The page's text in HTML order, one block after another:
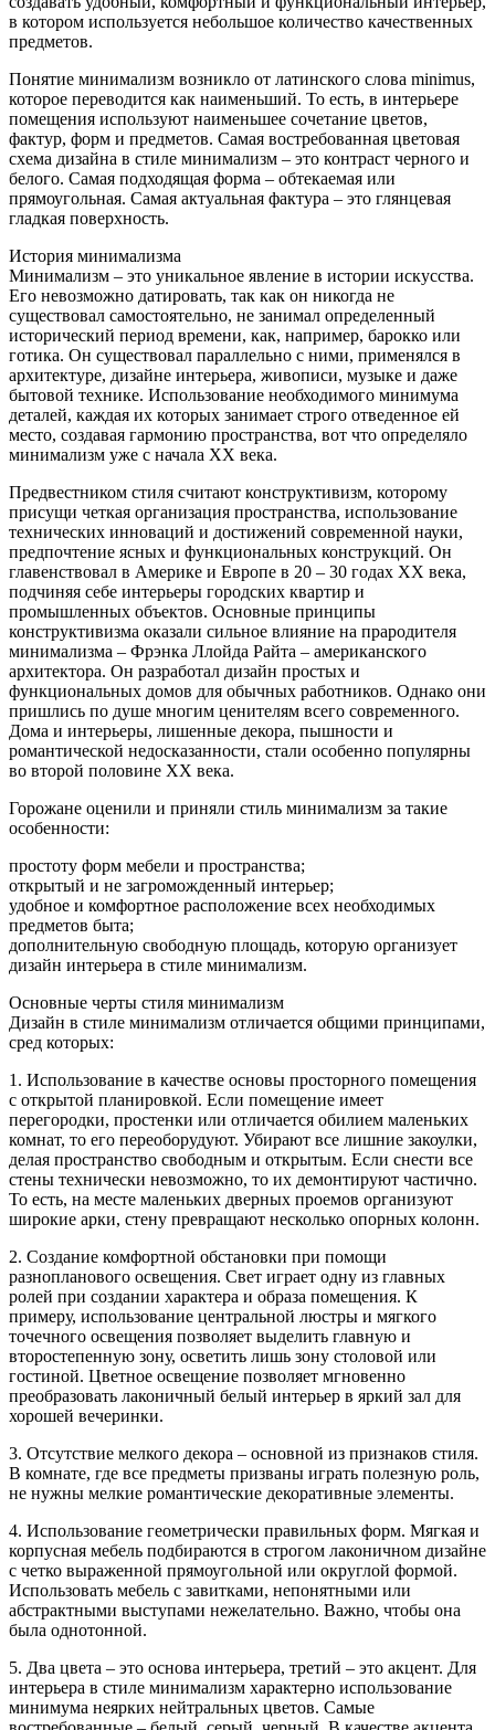
в котором используется небольшое количество качественных
предметов.
Понятие минимализм возникло от латинского слова minimus,
которое переводится как наименьший. То есть, в интерьере
помещения используют наименьшее сочетание цветов,
фактур, форм и предметов. Самая востребованная цветовая
схема дизайна в стиле минимализм – это контраст черного и
белого. Самая подходящая форма – обтекаемая или
прямоугольная. Самая актуальная фактура – это глянцевая
гладкая поверхность.
История минимализма
Минимализм – это уникальное явление в истории искусства.
Его невозможно датировать, так как он никогда не
существовал самостоятельно, не занимал определенный
исторический период времени, как, например, барокко или
готика. Он существовал параллельно с ними, применялся в
архитектуре, дизайне интерьера, живописи, музыке и даже
бытовой технике. Использование необходимого минимума
деталей, каждая их которых занимает строго отведенное ей
место, создавая гармонию пространства, вот что определяло
минимализм уже с начала ХХ века.
Предвестником стиля считают конструктивизм, которому
присущи четкая организация пространства, использование
технических инноваций и достижений современной науки,
предпочтение ясных и функциональных конструкций. Он
главенствовал в Америке и Европе в 20 – 30 годах ХХ века,
подчиняя себе интерьеры городских квартир и
промышленных объектов. Основные принципы
конструктивизма оказали сильное влияние на прародителя
минимализма – Фрэнка Ллойда Райта – американского
архитектора. Он разработал дизайн простых и
функциональных домов для обычных работников. Однако они
пришлись по душе многим ценителям всего современного.
Дома и интерьеры, лишенные декора, пышности и
романтической недосказанности, стали особенно популярны
во второй половине ХХ века.
Горожане оценили и приняли стиль минимализм за такие
особенности:
простоту форм мебели и пространства;
открытый и не загроможденный интерьер;
удобное и комфортное расположение всех необходимых
предметов быта;
дополнительную свободную площадь, которую организует
дизайн интерьера в стиле минимализм.
Основные черты стиля минимализм
Дизайн в стиле минимализм отличается общими принципами,
сред которых:
1. Использование в качестве основы просторного помещения
с открытой планировкой. Если помещение имеет
перегородки, простенки или отличается обилием маленьких
комнат, то его переоборудуют. Убирают все лишние закоулки,
делая пространство свободным и открытым. Если снести все
стены технически невозможно, то их демонтируют частично.
То есть, на месте маленьких дверных проемов организуют
широкие арки, стену превращают несколько опорных колонн.
2. Создание комфортной обстановки при помощи
разнопланового освещения. Свет играет одну из главных
ролей при создании характера и образа помещения. К
примеру, использование центральной люстры и мягкого
точечного освещения позволяет выделить главную и
второстепенную зону, осветить лишь зону столовой или
гостиной. Цветное освещение позволяет мгновенно
преобразовать лаконичный белый интерьер в яркий зал для
хорошей вечеринки.
3. Отсутствие мелкого декора – основной из признаков стиля.
В комнате, где все предметы призваны играть полезную роль,
не нужны мелкие романтические декоративные элементы.
4. Использование геометрически правильных форм. Мягкая и
корпусная мебель подбираются в строгом лаконичном дизайне
с четко выраженной прямоугольной или округлой формой.
Использовать мебель с завитками, непонятными или
абстрактными выступами нежелательно. Важно, чтобы она
была однотонной.
5. Два цвета – это основа интерьера, третий – это акцент. Для
интерьера в стиле минимализм характерно использование
минимума неярких нейтральных цветов. Самые